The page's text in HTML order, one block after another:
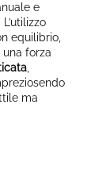
e
equilibrio,
forza
ma